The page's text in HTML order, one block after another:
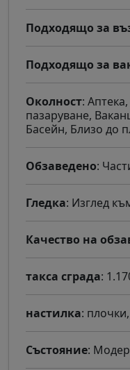
Подходящо за
Подходящо за
Околност:
пазаруване,
Басейн, Близо до
Обзаведено:
Гледка: Изглед
Качество на
такса сграда:
настилка:
Състояние: